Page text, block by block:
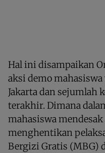
Hal ini disampaikan
aksi demo
Jakarta dan sejumlah
terakhir. Dimana
mahasiswa
menghentikan
Bergizi Gratis (MBG)